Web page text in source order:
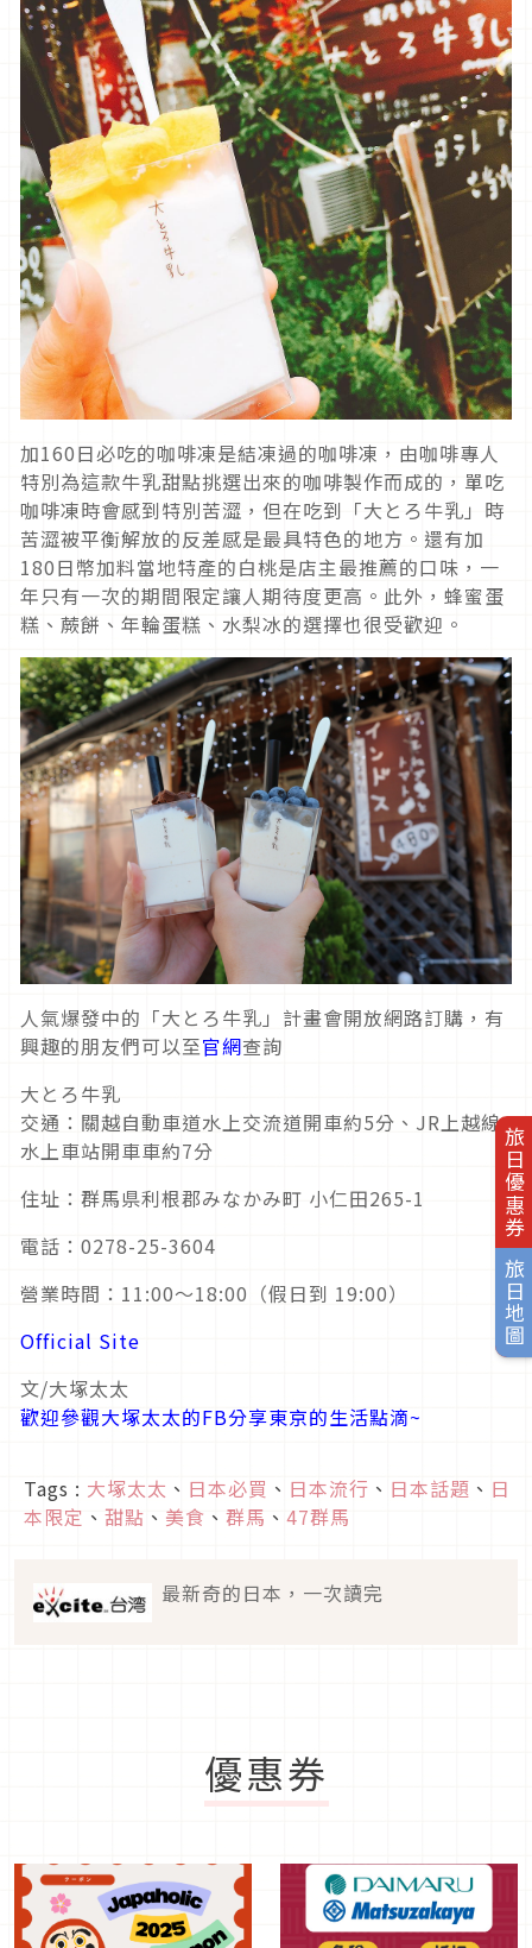
旅日優惠券
旅日地圖
加160日必吃的咖啡凍是結凍過的咖啡凍，由咖啡專人
特別為這款牛乳甜點挑選出來的咖啡製作而成的，單吃
咖啡凍時會感到特別苦澀，但在吃到「大とろ牛乳」時
苦澀被平衡解放的反差感是最具特色的地方。還有加
180日幣加料當地特產的白桃是店主最推薦的口味，一
年只有一次的期間限定讓人期待度更高。此外，蜂蜜蛋
糕、蕨餅、年輪蛋糕、水梨冰的選擇也很受歡迎。
人氣爆發中的「大とろ牛乳」計畫會開放網路訂購，有
興趣的朋友們可以至官網查詢
大とろ牛乳
交通：關越自動車道水上交流道開車約5分、JR上越線
水上車站開車車約7分
住址：群馬県利根郡みなかみ町 小仁田265-1
電話：0278-25-3604
營業時間：11:00～18:00（假日到 19:00）
Official Site
文/大塚太太
歡迎參觀大塚太太的FB分享東京的生活點滴~
Tags : 大塚太太 、 日本必買 、 日本流行 、 日本話題 、 日
本限定 、 甜點 、 美食 、 群馬 、 47群馬
最新奇的日本，一次讀完
優惠券